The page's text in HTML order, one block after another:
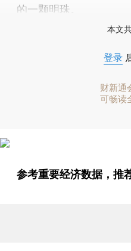
的一颗明珠。
本文
登录
财新通
可畅读
参考重要经济数据，推